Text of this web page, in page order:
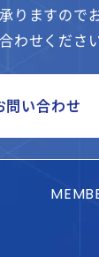
りますので
わせください
問い合わせ